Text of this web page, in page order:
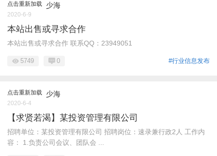
点击重新加载 少海
2020-6-9
本站出售或寻求合作
本站出售或寻求合作 联系QQ：23949051
#行业信息发布
5749 0
点击重新加载 少海
2020-6-4
【求贤若渴】某投资管理有限公司
招聘单位：某投资管理有限公司 招聘岗位：速录兼行政2人 工作内
容： 1.负责公司会议、团队会 ...